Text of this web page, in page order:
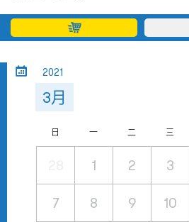
條款及細則
2021
3月
日 一 二 三
1 2 3
7 8 9 10